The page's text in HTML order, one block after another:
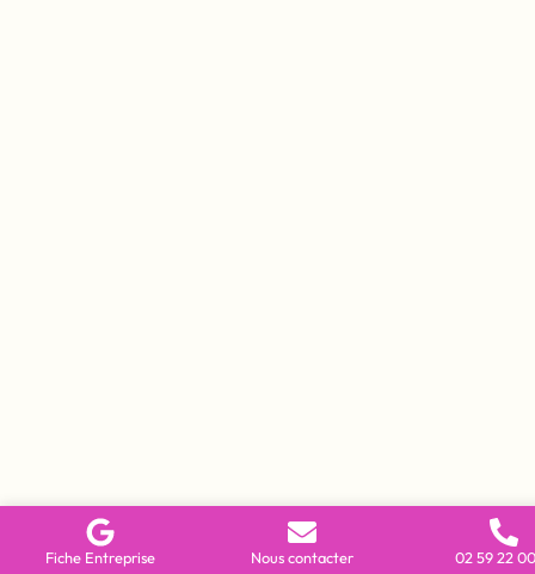
Fiche Entreprise Nous contacter 02 59 22